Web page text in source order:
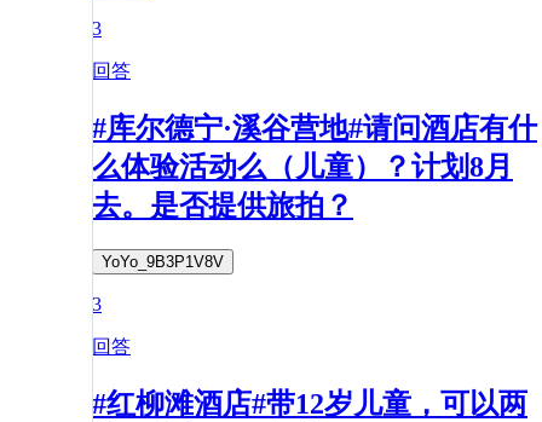
3
回答
#库尔德宁·溪谷营地#请问酒店有什
么体验活动么（儿童）？计划8月
去。是否提供旅拍？
YoYo_9B3P1V8V
3
回答
#红柳滩酒店#带12岁儿童，可以两